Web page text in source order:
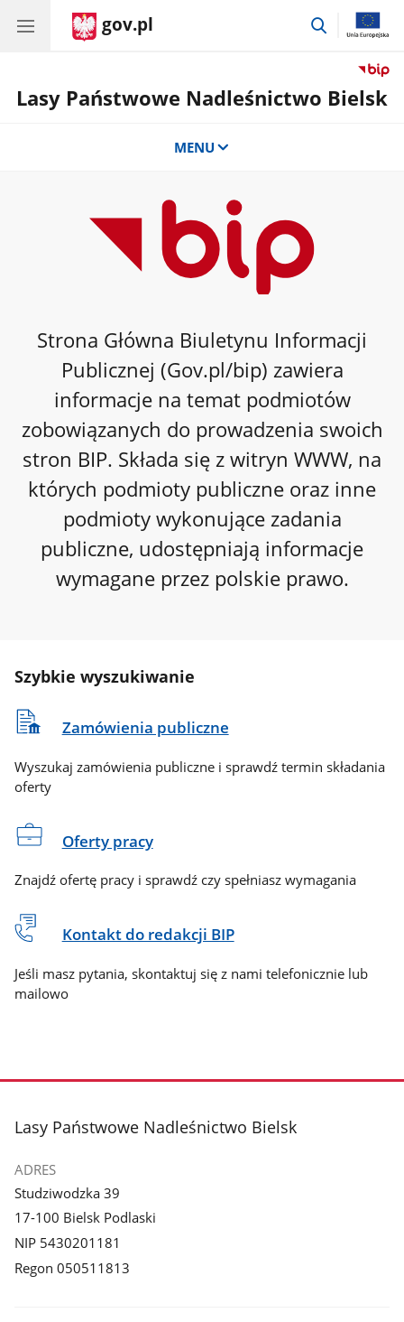
gov.pl
przejdź
Lasy Państwowe Nadleśnictwo Bielsk
MENU
Strona Główna Biuletynu Informacji
Publicznej (Gov.pl/bip) zawiera
informacje na temat podmiotów
zobowiązanych do prowadzenia swoich
stron BIP. Składa się z witryn WWW, na
których podmioty publiczne oraz inne
podmioty wykonujące zadania
publiczne, udostępniają informacje
wymagane przez polskie prawo.
Szybkie wyszukiwanie
Zamówienia publiczne
Wyszukaj zamówienia publiczne i sprawdź termin składania
oferty
Oferty pracy
Znajdź ofertę pracy i sprawdź czy spełniasz wymagania
Kontakt do redakcji BIP
Jeśli masz pytania, skontaktuj się z nami telefonicznie lub
mailowo
stopka
Lasy Państwowe Nadleśnictwo Bielsk
ADRES
Studziwodzka 39
17-100 Bielsk Podlaski
NIP 5430201181
Regon 050511813